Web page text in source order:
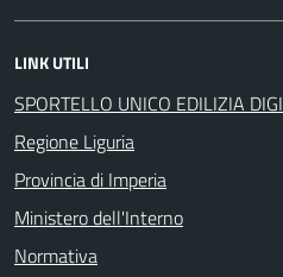
LINK UTILI
SPORTELLO UNICO EDILIZIA
Regione Liguria
Provincia di Imperia
Ministero dell'Interno
Normativa